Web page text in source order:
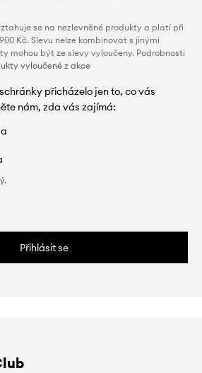
se na nezlevněné produkty a platí při
Kč. Slevu nelze kombinovat s jinými
mohou být ze slevy vyloučeny. Podrobnosti
vyloučené z akce
přicházelo jen to, co vás
nám, zda vás zajímá:
Přihlásit se